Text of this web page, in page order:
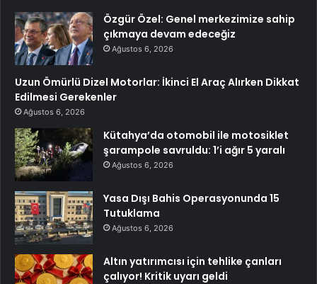
Özgür Özel: Genel merkezimize sahip
çıkmaya devam edeceğiz
Ağustos 6, 2026
Uzun Ömürlü Dizel Motorlar: İkinci El Araç Alırken Dikkat
Edilmesi Gerekenler
Ağustos 6, 2026
Kütahya’da otomobil ile motosiklet
şarampole savruldu: 1’i ağır 5 yaralı
Ağustos 6, 2026
Yasa Dışı Bahis Operasyonunda 15
Tutuklama
Ağustos 6, 2026
Altın yatırımcısı için tehlike çanları
çalıyor! Kritik uyarı geldi